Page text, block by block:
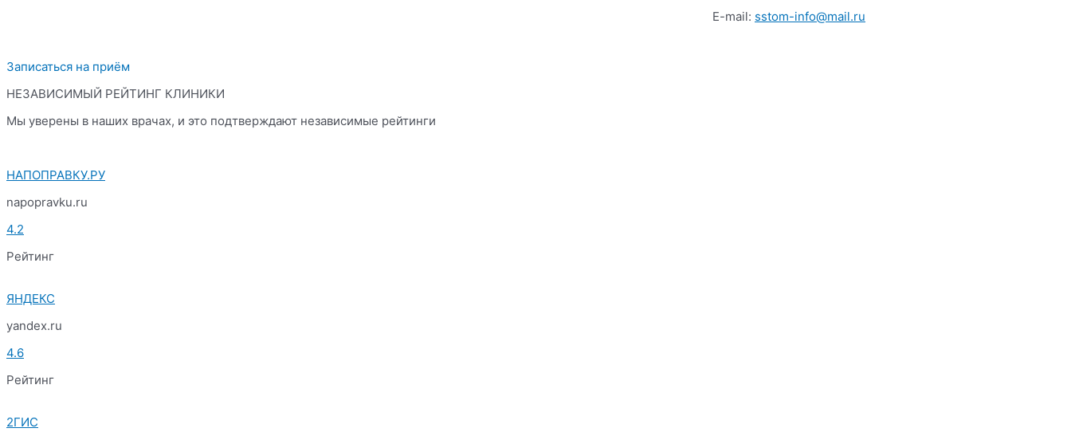
E-mail: sstom-info@mail.ru
Записаться на приём
НЕЗАВИСИМЫЙ РЕЙТИНГ КЛИНИКИ
Мы уверены в наших врачах, и это подтверждают независимые рейтинги
НАПОПРАВКУ.РУ
napopravku.ru
4.2
Рейтинг
ЯНДЕКС
yandex.ru
4.6
Рейтинг
2ГИС